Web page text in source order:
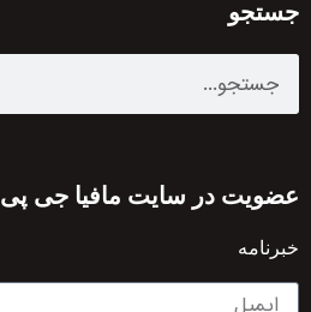
جستجو
عضویت در سایت مافیا جی پی
خبرنامه